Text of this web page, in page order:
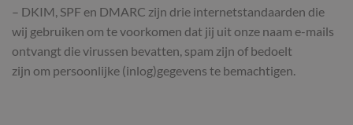
– DKIM, SPF en DMARC zijn drie internetstandaarden die
wij gebruiken om te voorkomen dat jij uit onze naam e-mails
ontvangt die virussen bevatten, spam zijn of bedoelt
zijn om persoonlijke (inlog)gegevens te bemachtigen.